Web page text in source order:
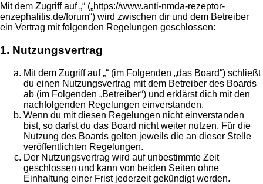
Mit dem Zugriff auf „“ („https://www.anti-nmda-rezeptor-
enzephalitis.de/forum“) wird zwischen dir und dem Betreiber
ein Vertrag mit folgenden Regelungen geschlossen:
1. Nutzungsvertrag
Mit dem Zugriff auf „“ (im Folgenden „das Board“) schließt
du einen Nutzungsvertrag mit dem Betreiber des Boards
ab (im Folgenden „Betreiber“) und erklärst dich mit den
nachfolgenden Regelungen einverstanden.
Wenn du mit diesen Regelungen nicht einverstanden
bist, so darfst du das Board nicht weiter nutzen. Für die
Nutzung des Boards gelten jeweils die an dieser Stelle
veröffentlichten Regelungen.
Der Nutzungsvertrag wird auf unbestimmte Zeit
geschlossen und kann von beiden Seiten ohne
Einhaltung einer Frist jederzeit gekündigt werden.